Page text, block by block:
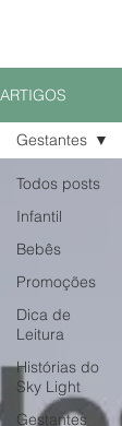
ARTIGOS
Todos posts
Infantil
Bebês
Promoções
Dica de
Leitura
Histórias do
Sky Light
Gestantes
Gestantes